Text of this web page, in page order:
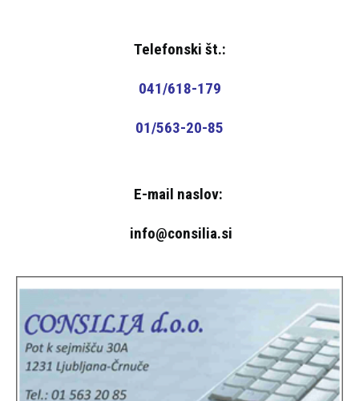
Telefonski št.:
041/618-179
01/563-20-85
E-mail naslov:
info@consilia.si